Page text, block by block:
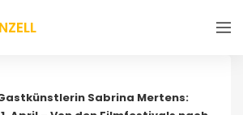
Sabrina Mertens: